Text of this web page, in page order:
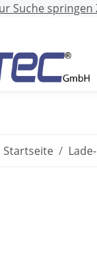
Suche springen
Startseite